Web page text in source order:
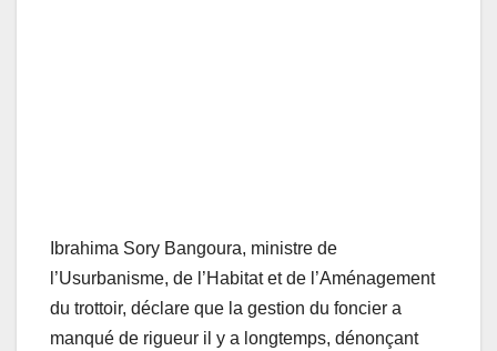
Ibrahima Sory Bangoura, ministre de
l’Usurbanisme, de l’Habitat et de l’Aménagement
du trottoir, déclare que la gestion du foncier a
manqué de rigueur il y a longtemps, dénonçant